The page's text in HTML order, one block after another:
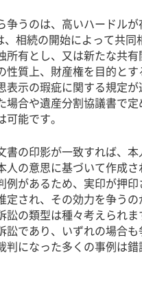
うのは、高いハードル
相続の開始によって共同
有とし、又は新たな共
質上、財産権を目的と
示の瑕疵に関する規定
合や遺産分割協議書で
能です。
の印影が一致すれば、
の意思に基づいて作成
があるため、実印が押
され、その効力を争うの
の類型は種々考えられ
であり、いずれの場合
になった多くの事例は